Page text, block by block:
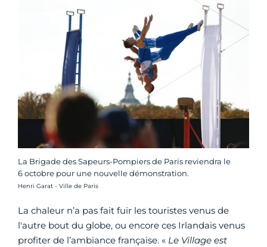
La Brigade des Sapeurs-Pompiers de Paris reviendra le
6 octobre pour une nouvelle démonstration.
Crédit photo :
Henri Garat - Ville de Paris
La chaleur n’a pas fait fuir les touristes venus de
l'autre bout du globe, ou encore ces Irlandais venus
profiter de l’ambiance française. « Le Village est